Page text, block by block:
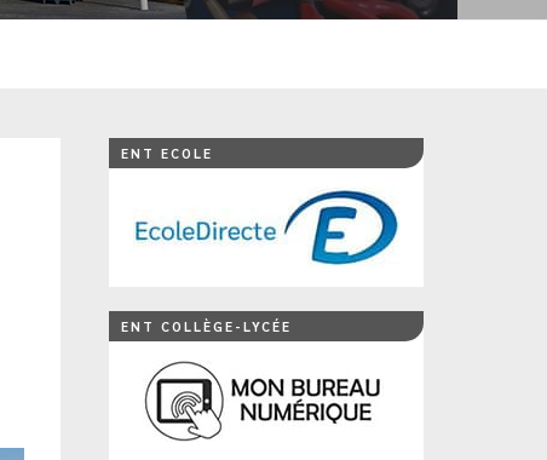
ENT ECOLE
ENT COLLÈGE-LYCÉE